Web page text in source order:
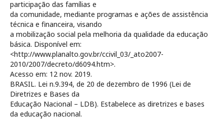
participação das famílias e
da comunidade, mediante programas e ações de assistência
técnica e financeira, visando
a mobilização social pela melhoria da qualidade da educação
básica. Disponível em:
<http://www.planalto.gov.br/ccivil_03/_ato2007-
2010/2007/decreto/d6094.htm>.
Acesso em: 12 nov. 2019.
BRASIL. Lei n.9.394, de 20 de dezembro de 1996 (Lei de
Diretrizes e Bases da
Educação Nacional – LDB). Estabelece as diretrizes e bases
da educação nacional.